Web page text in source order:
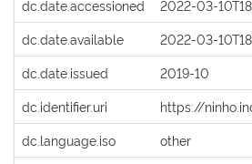
dc.date.accessioned
2022-03-
dc.date.available
2022-03-
dc.date.issued
2019-10
dc.identifier.uri
https://
dc.language.iso
other